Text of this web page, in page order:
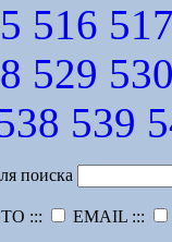
516
529
539
поиска
::: EMAIL :::